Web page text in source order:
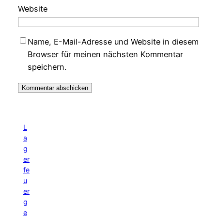
Website
Name, E-Mail-Adresse und Website in diesem
Browser für meinen nächsten Kommentar
speichern.
L
a
g
er
fe
u
er
g
e